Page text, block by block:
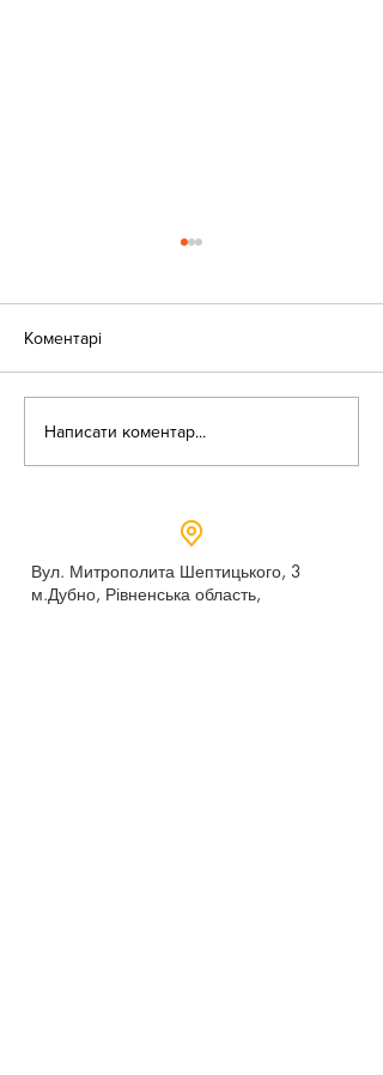
Коментарі
Написати коментар...
Вул. Митрополита Шептицького, 3
м.Дубно, Рівненська область,